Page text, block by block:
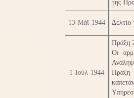
της
13-Μάϊ-1944 Δελτίο
1-Ιούλ-1944
Πράξη
Οι
Πράξη